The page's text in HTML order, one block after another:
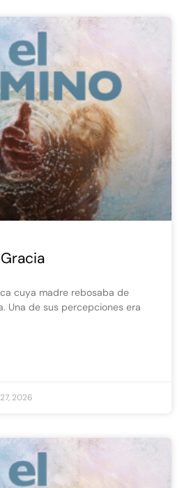
cuya madre rebosaba de
Una de sus percepciones era
2026